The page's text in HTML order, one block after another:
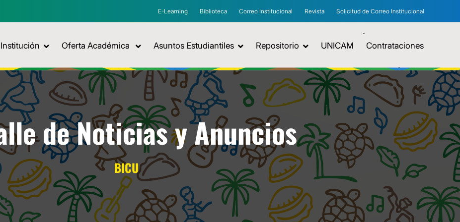
E-Learning Biblioteca Correo Institucional Revista Solicitud de Correo Institucional
Institución Oferta Académica Asuntos Estudiantiles Repositorio UNICAM Contrataciones
de Noticias y Anuncios
BICU